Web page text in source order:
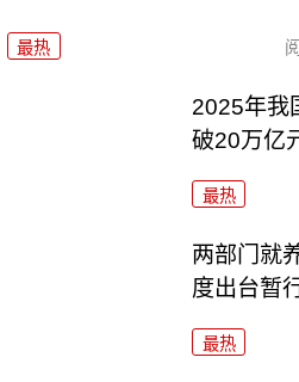
最热
2025年我
破20万亿
最热
两部门就
度出台暂
最热